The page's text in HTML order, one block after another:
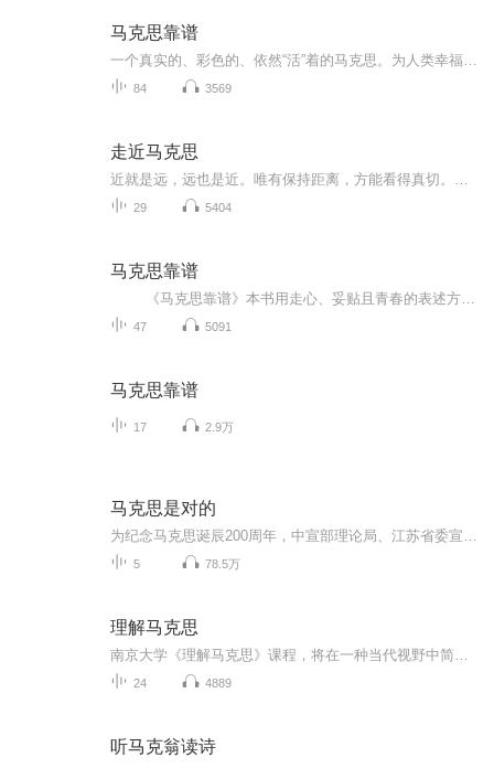
马克思靠谱
84 3569
走近马克思
29 5404
马克思靠谱
47 5091
马克思靠谱
17 2.9万
马克思是对的
5 78.5万
理解马克思
24 4889
听马克翁读诗